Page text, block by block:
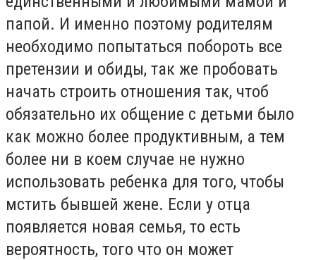
папой. И именно поэтому родителям
необходимо попытаться побороть все
претензии и обиды, так же пробовать
начать строить отношения так, чтоб
обязательно их общение с детьми было
как можно более продуктивным, а тем
более ни в коем случае не нужно
использовать ребенка для того, чтобы
мстить бывшей жене. Если у отца
появляется новая семья, то есть
вероятность, того что он может